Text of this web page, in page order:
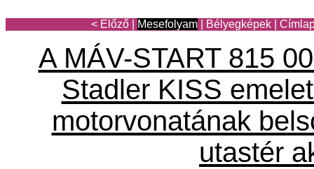
< Előző Mesefolyam Bélyegképek
A MÁV-START 815
Stadler KISS
motorvonatának
utastér